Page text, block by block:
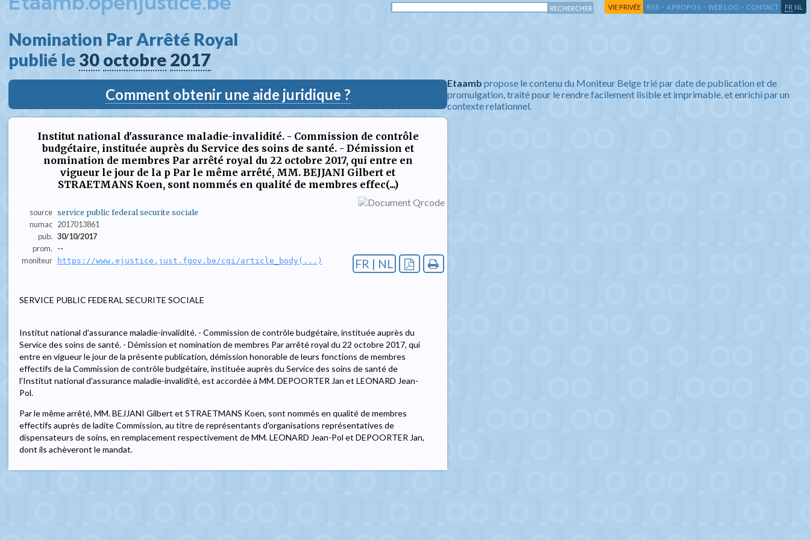
VIE PRIVÉE RSS - A PROPOS - WEB LOG - CONTACT FR NL
Nomination Par Arrêté Royal
publié le 30 octobre 2017
Comment obtenir une aide juridique ?
Institut national d'assurance maladie-invalidité. - Commission de contrôle
budgétaire, instituée auprès du Service des soins de santé. - Démission et
nomination de membres Par arrêté royal du 22 octobre 2017, qui entre en
vigueur le jour de la p Par le même arrêté, MM. BEJJANI Gilbert et
STRAETMANS Koen, sont nommés en qualité de membres effec(...)
source service public federal securite sociale
numac 2017013861
pub. 30/10/2017
prom.
--
moniteur
https://www.ejustice.just.fgov.be/cgi/article_body(...) FR | NL
SERVICE PUBLIC FEDERAL SECURITE SOCIALE
Institut national d'assurance maladie-invalidité. - Commission de contrôle budgétaire, instituée auprès du
Service des soins de santé. - Démission et nomination de membres Par arrêté royal du 22 octobre 2017, qui
entre en vigueur le jour de la présente publication, démission honorable de leurs fonctions de membres
effectifs de la Commission de contrôle budgétaire, instituée auprès du Service des soins de santé de
l'Institut national d'assurance maladie-invalidité, est accordée à MM. DEPOORTER Jan et LEONARD Jean-
Pol.
Par le même arrêté, MM. BEJJANI Gilbert et STRAETMANS Koen, sont nommés en qualité de membres
effectifs auprès de ladite Commission, au titre de représentants d'organisations représentatives de
dispensateurs de soins, en remplacement respectivement de MM. LEONARD Jean-Pol et DEPOORTER Jan,
dont ils achèveront le mandat.
Etaamb propose le contenu du Moniteur Belge trié par date de publication et de
promulgation, traité pour le rendre facilement lisible et imprimable, et enrichi par un
contexte relationnel.